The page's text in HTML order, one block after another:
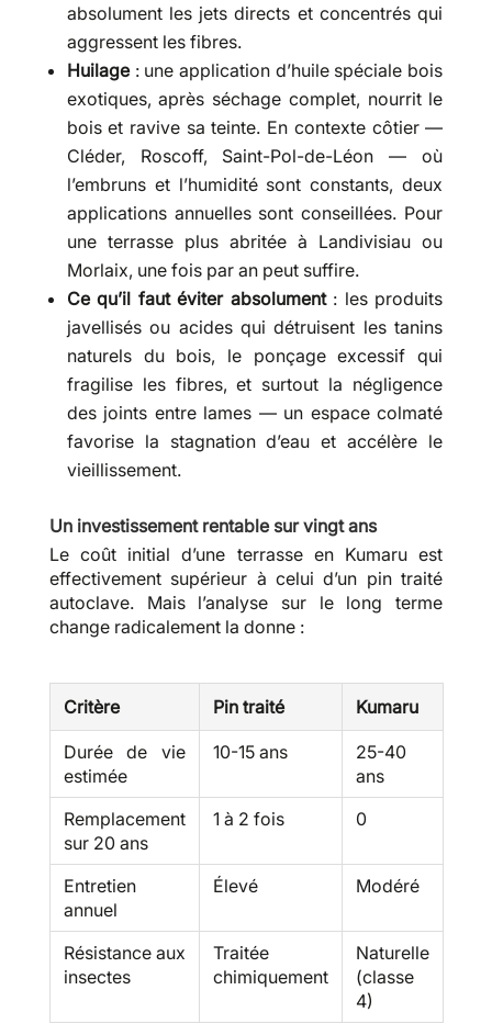
absolument les jets directs et concentrés qui
aggressent les fibres.
Huilage: une application d’huile spéciale bois
exotiques, après séchage complet, nourrit le
bois et ravive sa teinte. En contexte côtier —
Cléder, Roscoff, Saint-Pol-de-Léon — où
l’embruns et l’humidité sont constants, deux
applications annuelles sont conseillées. Pour
une terrasse plus abritée à Landivisiau ou
Morlaix, une fois par an peut suffire.
Ce qu’il faut éviter absolument: les produits
javellisés ou acides qui détruisent les tanins
naturels du bois, le ponçage excessif qui
fragilise les fibres, et surtout la négligence
des joints entre lames — un espace colmaté
favorise la stagnation d’eau et accélère le
vieillissement.
Un investissement rentable sur vingt ans
Le coût initial d’une terrasse en Kumaru est
effectivement supérieur à celui d’un pin traité
autoclave. Mais l’analyse sur le long terme
change radicalement la donne :
Critère Pin traité Kumaru
Durée de vie
estimée
10-15 ans
25-40
ans
Remplacement
sur 20 ans
1 à 2 fois 0
Entretien
annuel
Élevé Modéré
Résistance aux
insectes
Traitée
chimiquement
Naturelle
(classe
4)